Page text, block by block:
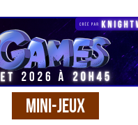
Mini-Jeux